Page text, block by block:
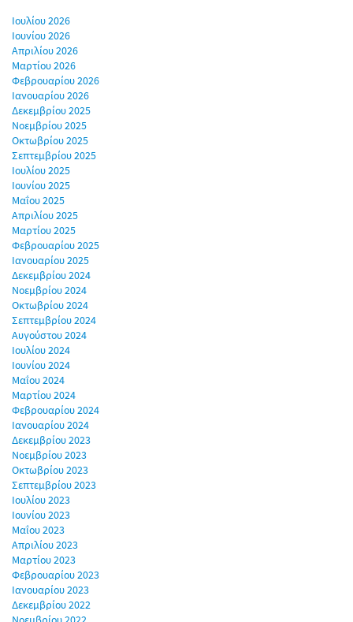
Ιουλίου 2026
Ιουνίου 2026
Απριλίου 2026
Μαρτίου 2026
Φεβρουαρίου 2026
Ιανουαρίου 2026
Δεκεμβρίου 2025
Νοεμβρίου 2025
Οκτωβρίου 2025
Σεπτεμβρίου 2025
Ιουλίου 2025
Ιουνίου 2025
Μαΐου 2025
Απριλίου 2025
Μαρτίου 2025
Φεβρουαρίου 2025
Ιανουαρίου 2025
Δεκεμβρίου 2024
Νοεμβρίου 2024
Οκτωβρίου 2024
Σεπτεμβρίου 2024
Αυγούστου 2024
Ιουλίου 2024
Ιουνίου 2024
Μαΐου 2024
Μαρτίου 2024
Φεβρουαρίου 2024
Ιανουαρίου 2024
Δεκεμβρίου 2023
Νοεμβρίου 2023
Οκτωβρίου 2023
Σεπτεμβρίου 2023
Ιουλίου 2023
Ιουνίου 2023
Μαΐου 2023
Απριλίου 2023
Μαρτίου 2023
Φεβρουαρίου 2023
Ιανουαρίου 2023
Δεκεμβρίου 2022